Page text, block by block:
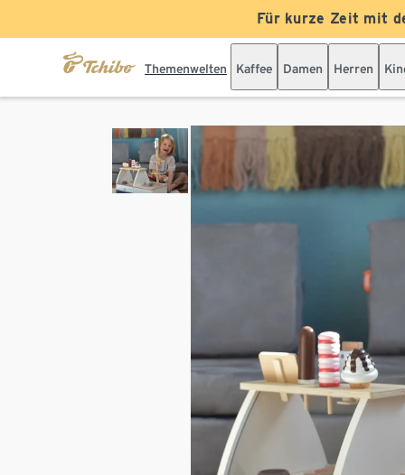
Für kurze Zeit mit
Themenwelten Kaffee Damen Herren